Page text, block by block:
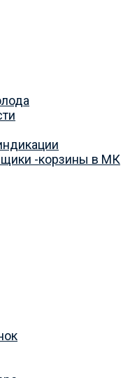
-корзины в МК